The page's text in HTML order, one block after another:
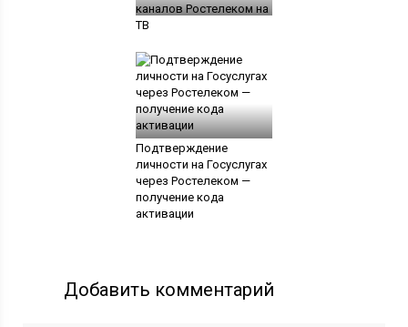
каналов Ростелеком на
ТВ
Подтверждение
личности на Госуслугах
через Ростелеком —
получение кода
активации
Добавить комментарий